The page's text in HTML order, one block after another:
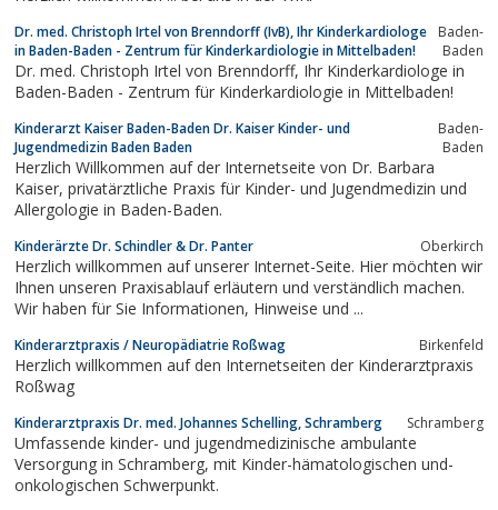
Dr. med. Christoph Irtel von Brenndorff (IvB), Ihr Kinderkardiologe
in Baden-Baden - Zentrum für Kinderkardiologie in Mittelbaden!
Baden-
Baden
Dr. med. Christoph Irtel von Brenndorff, Ihr Kinderkardiologe in
Baden-Baden - Zentrum für Kinderkardiologie in Mittelbaden!
Kinderarzt Kaiser Baden-Baden Dr. Kaiser Kinder- und
Jugendmedizin Baden Baden
Baden-
Baden
Herzlich Willkommen auf der Internetseite von Dr. Barbara
Kaiser, privatärztliche Praxis für Kinder- und Jugendmedizin und
Allergologie in Baden-Baden.
Kinderärzte Dr. Schindler & Dr. Panter Oberkirch
Herzlich willkommen auf unserer Internet-Seite. Hier möchten wir
Ihnen unseren Praxisablauf erläutern und verständlich machen.
Wir haben für Sie Informationen, Hinweise und ...
Kinderarztpraxis / Neuropädiatrie Roßwag Birkenfeld
Herzlich willkommen auf den Internetseiten der Kinderarztpraxis
Roßwag
Kinderarztpraxis Dr. med. Johannes Schelling, Schramberg Schramberg
Umfassende kinder- und jugendmedizinische ambulante
Versorgung in Schramberg, mit Kinder-hämatologischen und-
onkologischen Schwerpunkt.